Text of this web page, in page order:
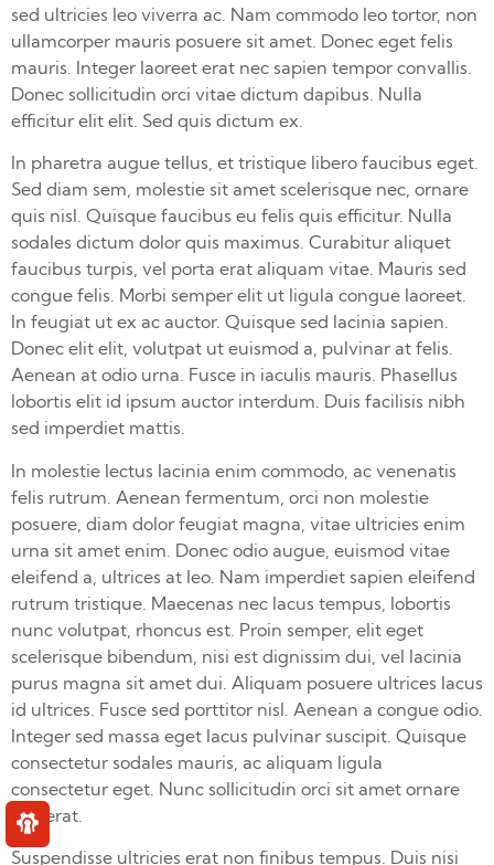
sed ultricies leo viverra ac. Nam commodo leo tortor, non
ullamcorper mauris posuere sit amet. Donec eget felis
mauris. Integer laoreet erat nec sapien tempor convallis.
Donec sollicitudin orci vitae dictum dapibus. Nulla
efficitur elit elit. Sed quis dictum ex.
In pharetra augue tellus, et tristique libero faucibus eget.
Sed diam sem, molestie sit amet scelerisque nec, ornare
quis nisl. Quisque faucibus eu felis quis efficitur. Nulla
sodales dictum dolor quis maximus. Curabitur aliquet
faucibus turpis, vel porta erat aliquam vitae. Mauris sed
congue felis. Morbi semper elit ut ligula congue laoreet.
In feugiat ut ex ac auctor. Quisque sed lacinia sapien.
Donec elit elit, volutpat ut euismod a, pulvinar at felis.
Aenean at odio urna. Fusce in iaculis mauris. Phasellus
lobortis elit id ipsum auctor interdum. Duis facilisis nibh
sed imperdiet mattis.
In molestie lectus lacinia enim commodo, ac venenatis
felis rutrum. Aenean fermentum, orci non molestie
posuere, diam dolor feugiat magna, vitae ultricies enim
urna sit amet enim. Donec odio augue, euismod vitae
eleifend a, ultrices at leo. Nam imperdiet sapien eleifend
rutrum tristique. Maecenas nec lacus tempus, lobortis
nunc volutpat, rhoncus est. Proin semper, elit eget
scelerisque bibendum, nisi est dignissim dui, vel lacinia
purus magna sit amet dui. Aliquam posuere ultrices lacus
id ultrices. Fusce sed porttitor nisl. Aenean a congue odio.
Integer sed massa eget lacus pulvinar suscipit. Quisque
consectetur sodales mauris, ac aliquam ligula
consectetur eget. Nunc sollicitudin orci sit amet ornare
placerat.
Suspendisse ultricies erat non finibus tempus. Duis nisi